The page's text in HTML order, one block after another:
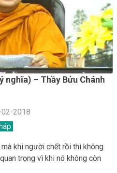
nghĩa) – Thầy Bửu Chánh
2018
khi người chết rồi thì không
trọng vì khi nó không còn